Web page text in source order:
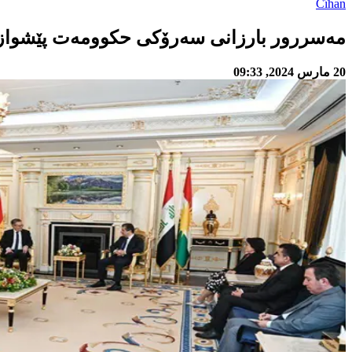
Cîhan
مەسررور بارزانی سەرۆکی حکوومەت
20 مارس 2024, 09:33